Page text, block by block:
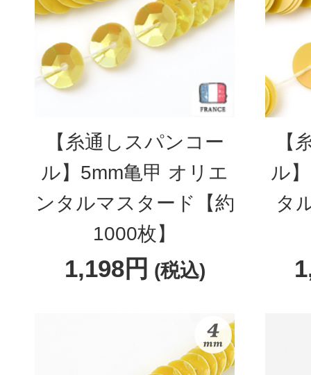
【糸通しスパンコー
ル】5mm亀甲 オリエ
ンタルマスタード【約
1000枚】
1,198円 (税込)
【
ル
タ